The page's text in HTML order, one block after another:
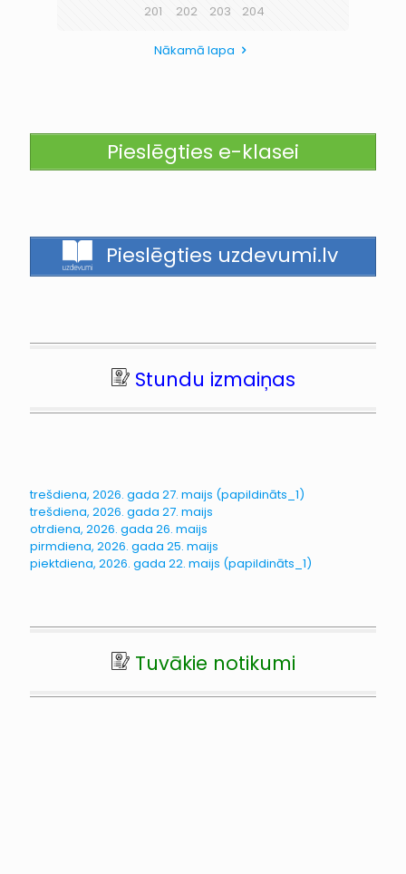
201
202 203 204
Nākamā lapa
Pieslēgties e-klasei
Pieslēgties uzdevumi.lv
Stundu izmaiņas
trešdiena, 2026. gada 27. maijs (papildināts_1)
trešdiena, 2026. gada 27. maijs
otrdiena, 2026. gada 26. maijs
pirmdiena, 2026. gada 25. maijs
piektdiena, 2026. gada 22. maijs (papildināts_1)
Tuvākie notikumi